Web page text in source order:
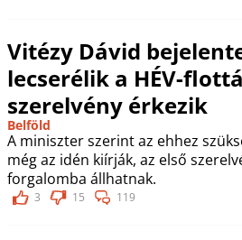
Vitézy Dávid
lecserélik a HÉV-
szerelvény érkezik
Belföld
A miniszter szerint az ehhez
még az idén kiírják, az első
forgalomba állhatnak.
3 15 119